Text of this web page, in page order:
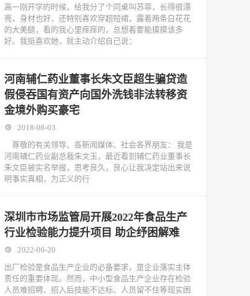
高一刚开学的时候，给我分了个同桌叫苏菲，长得很漂
亮，身材也好，还特别喜欢穿超短裙，露着两条白花花
的大美腿，看的我心里痒痒的，总想着要能摸摸该多
好。我挺喜欢她，就主动介绍自己说：
河南辅仁药业董事长朱文臣超生骗贷造
假侵吞国有资产向国外洗钱非法转移资
金境外购买豪宅
2018-08-03
尊敬的有关领导、各新闻媒体、社会各界朋友： 我是
河南辅仁药业副总裁朱文玉，最近看到辅仁药业董事长
朱文臣被实名举报，思考良久，良心让我决定站出来说
明事实真相，为正义的行
深圳市市场监管局开展2022年食品生产
行业检验能力提升项目 助企纾困解难
2022-06-20
出厂检验是食品生产企业的必备要求，是企业落实主体
责任的重要体现。然而，中小型食品生产企业存在检验
人员难招聘、招入后技能不达标、人员留不住等现实困